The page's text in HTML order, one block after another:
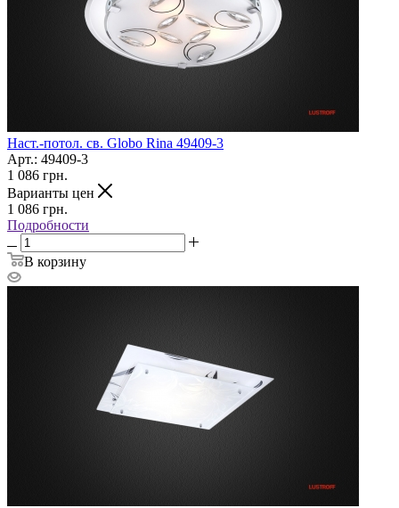
Наст.-потол. св. Globo Rina 49409-3
Арт.: 49409-3
1 086 грн.
Варианты цен
1 086 грн.
Подробности
В корзину